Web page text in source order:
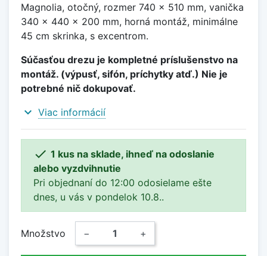
Magnolia, otočný, rozmer 740 x 510 mm, vanička
340 x 440 x 200 mm, horná montáž, minimálne
45 cm skrinka, s excentrom.
Súčasťou drezu je kompletné príslušenstvo na
montáž. (výpusť, sifón, príchytky atď.) Nie je
potrebné nič dokupovať.
expand_more Viac informácií
 1 kus na sklade, ihneď na odoslanie
alebo vyzdvihnutie
Pri objednaní do 12:00 odosielame ešte
dnes, u vás v pondelok 10.8..
Množstvo − +